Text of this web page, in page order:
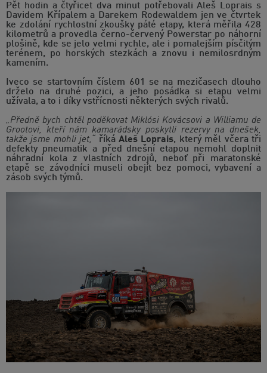
Pět hodin a čtyřicet dva minut potřebovali Aleš Loprais s
Davidem Křípalem a Darekem Rodewaldem jen ve čtvrtek
ke zdolání rychlostní zkoušky páté etapy, která měřila 428
kilometrů a provedla černo-červený Powerstar po náhorní
plošině, kde se jelo velmi rychle, ale i pomalejším písčitým
terénem, po horských stezkách a znovu i nemilosrdným
kamením.
Iveco se startovním číslem 601 se na mezičasech dlouho
drželo na druhé pozici, a jeho posádka si etapu velmi
užívala, a to i díky vstřícnosti některých svých rivalů.
„Předně bych chtěl poděkovat Miklósi Kovácsovi a Williamu de
Grootovi, kteří nám kamarádsky poskytli rezervy na dnešek,
takže jsme mohli jet,“ říkáAleš Loprais, který měl včera tři
defekty pneumatik a před dnešní etapou nemohl doplnit
náhradní kola z vlastních zdrojů, neboť při maratonské
etapě se závodníci museli obejít bez pomoci, vybavení a
zásob svých týmů.